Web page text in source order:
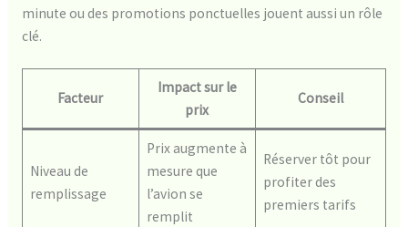
minute ou des promotions ponctuelles jouent aussi un rôle
clé.
Facteur
Impact sur le
prix
Conseil
Niveau de
remplissage
Prix augmente à
mesure que
l’avion se
remplit
Réserver tôt pour
profiter des
premiers tarifs